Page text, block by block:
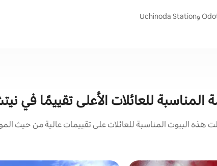
المناسبة للعائلات الأعلى تقييمًا في
البيوت المناسبة للعائلات على تقييمات عالية من حيث